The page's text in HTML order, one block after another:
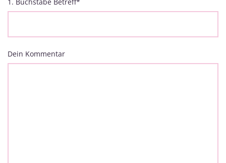
Dein Kommentar